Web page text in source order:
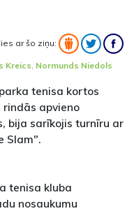
ar šo ziņu:
Kreics Normunds Niedols
tenisa kortos
apvieno
bija sarīkojis turnīru ar
Slam".
tenisa kluba
nosaukumu